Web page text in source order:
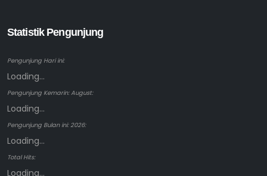
Statistik Pengunjung
Pengunjung Hari ini:
Loading...
Pengunjung Kemarin: August:
Loading...
Pengunjung Bulan ini: 2026:
Loading...
Total Hits:
Loading...